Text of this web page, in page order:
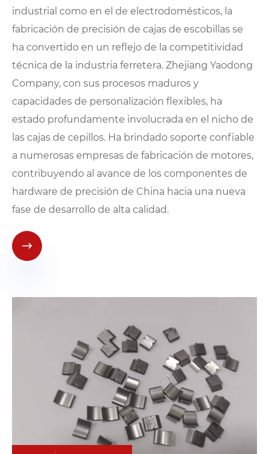
industrial como en el de electrodomésticos, la
fabricación de precisión de cajas de escobillas se
ha convertido en un reflejo de la competitividad
técnica de la industria ferretera. Zhejiang Yaodong
Company, con sus procesos maduros y
capacidades de personalización flexibles, ha
estado profundamente involucrada en el nicho de
las cajas de cepillos. Ha brindado soporte confiable
a numerosas empresas de fabricación de motores,
contribuyendo al avance de los componentes de
hardware de precisión de China hacia una nueva
fase de desarrollo de alta calidad.
